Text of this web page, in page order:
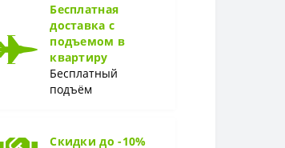
Бесплатная
доставка с
подъемом в
квартиру
Бесплатный
подъём
Скидки до -10%